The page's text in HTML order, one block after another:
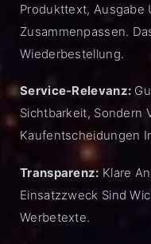
Produkttext, Ausgabe
Zusammenpassen.
Wiederbestellung.
Service-Relevanz:
Sichtbarkeit, Sondern
Kaufentscheidungen
Transparenz: Klare
Einsatzzweck Sind
Werbetexte.